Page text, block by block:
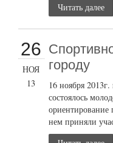
Читать далее
26
НОЯ
13
городу
16 ноября
состоялось
нем приняли